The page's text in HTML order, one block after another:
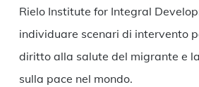
Rielo Institute for Integral
individuare scenari di intervento
diritto alla salute del migrante e
sulla pace nel mondo.